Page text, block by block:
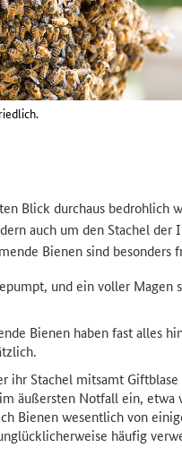
Blick durchaus bedrohlich
auch um den Stachel der
Bienen sind besonders
und ein voller Magen
Bienen haben fast alles
Stachel mitsamt Giftblase
äußersten Notfall ein, etwa
Bienen wesentlich von
häufig